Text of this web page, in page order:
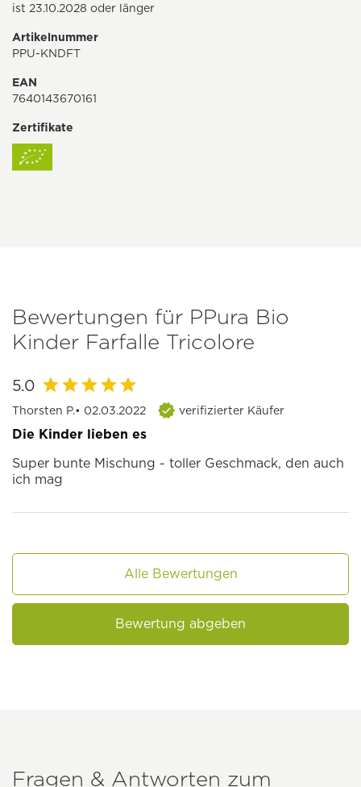
ist 23.10.2028 oder länger
Artikelnummer
PPU-KNDFT
EAN
7640143670161
Zertifikate
Bewertungen für PPura Bio
Kinder Farfalle Tricolore
5.0
Thorsten P.• 02.03.2022 verifizierter Käufer
Die Kinder lieben es
Super bunte Mischung - toller Geschmack, den auch
ich mag
Alle Bewertungen
Bewertung abgeben
Fragen & Antworten zum